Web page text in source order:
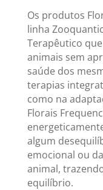
Os produtos
linha
Terapêutico
animais sem
saúde dos
terapias
como na
Florais
algum
emocional ou
animal,
equilíbrio.